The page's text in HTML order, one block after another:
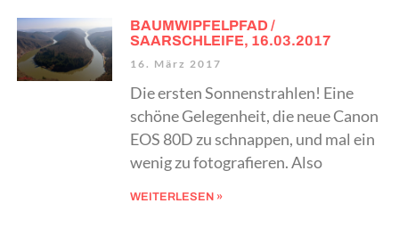
BAUMWIPFELPFAD /
SAARSCHLEIFE, 16.03.2017
16. März 2017
Die ersten Sonnenstrahlen! Eine
schöne Gelegenheit, die neue Canon
EOS 80D zu schnappen, und mal ein
wenig zu fotografieren. Also
WEITERLESEN »